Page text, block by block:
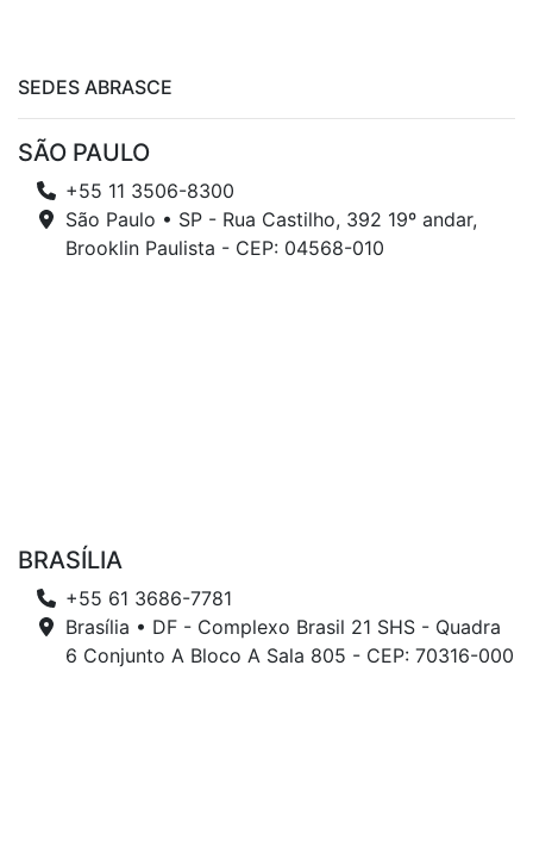
SEDES ABRASCE
SÃO PAULO
+55 11 3506-8300
São Paulo • SP - Rua Castilho, 392 19º andar,
Brooklin Paulista - CEP: 04568-010
BRASÍLIA
+55 61 3686-7781
Brasília • DF - Complexo Brasil 21 SHS - Quadra
6 Conjunto A Bloco A Sala 805 - CEP: 70316-000